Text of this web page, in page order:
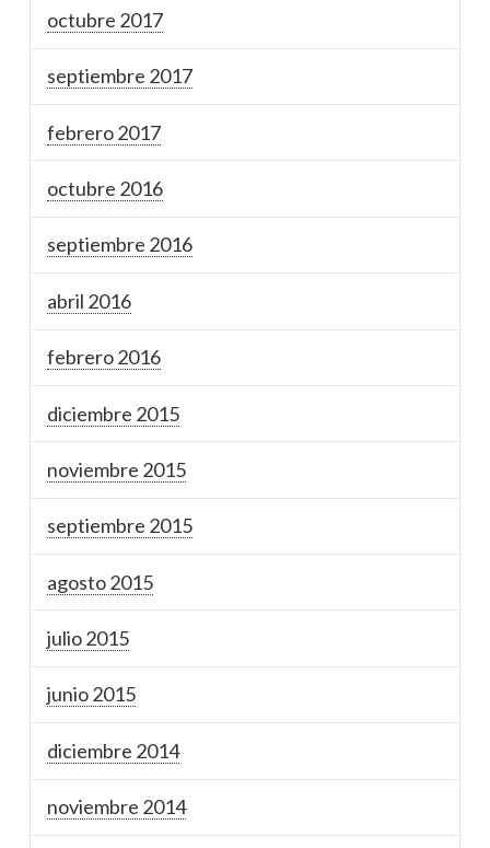
octubre 2017
septiembre 2017
febrero 2017
octubre 2016
septiembre 2016
abril 2016
febrero 2016
diciembre 2015
noviembre 2015
septiembre 2015
agosto 2015
julio 2015
junio 2015
diciembre 2014
noviembre 2014